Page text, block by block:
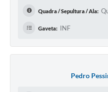
Quadra / Sepultura / Ala:
Gaveta: INF
Pedro